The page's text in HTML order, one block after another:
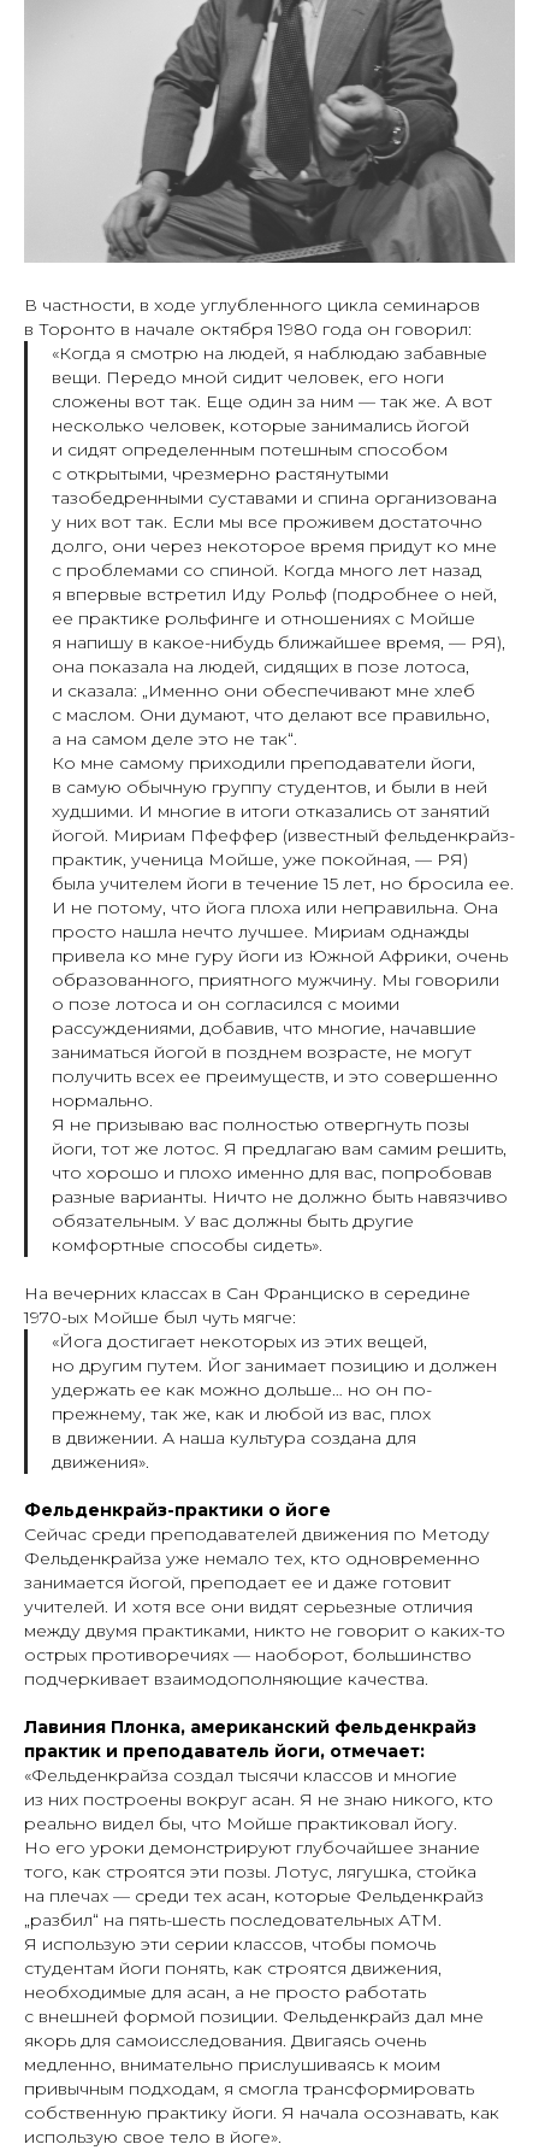
В частности, в ходе углубленного цикла семинаров
в Торонто в начале октября 1980 года он говорил:
«Когда я смотрю на людей, я наблюдаю забавные
вещи. Передо мной сидит человек, его ноги
сложены вот так. Еще один за ним — так же. А вот
несколько человек, которые занимались йогой
и сидят определенным потешным способом
с открытыми, чрезмерно растянутыми
тазобедренными суставами и спина организована
у них вот так. Если мы все проживем достаточно
долго, они через некоторое время придут ко мне
с проблемами со спиной. Когда много лет назад
я впервые встретил Иду Рольф (подробнее о ней,
ее практике рольфинге и отношениях с Мойше
я напишу в какое-нибудь ближайшее время, — РЯ),
она показала на людей, сидящих в позе лотоса,
и сказала: „Именно они обеспечивают мне хлеб
с маслом. Они думают, что делают все правильно,
а на самом деле это не так“.
Ко мне самому приходили преподаватели йоги,
в самую обычную группу студентов, и были в ней
худшими. И многие в итоги отказались от занятий
йогой. Мириам Пфеффер (известный фельденкрайз-
практик, ученица Мойше, уже покойная, — РЯ)
была учителем йоги в течение 15 лет, но бросила ее.
И не потому, что йога плоха или неправильна. Она
просто нашла нечто лучшее. Мириам однажды
привела ко мне гуру йоги из Южной Африки, очень
образованного, приятного мужчину. Мы говорили
о позе лотоса и он согласился с моими
рассуждениями, добавив, что многие, начавшие
заниматься йогой в позднем возрасте, не могут
получить всех ее преимуществ, и это совершенно
нормально.
Я не призываю вас полностью отвергнуть позы
йоги, тот же лотос. Я предлагаю вам самим решить,
что хорошо и плохо именно для вас, попробовав
разные варианты. Ничто не должно быть навязчиво
обязательным. У вас должны быть другие
комфортные способы сидеть».
На вечерних классах в Сан Франциско в середине
1970-ых Мойше был чуть мягче:
«Йога достигает некоторых из этих вещей,
но другим путем. Йог занимает позицию и должен
удержать ее как можно дольше… но он по-
прежнему, так же, как и любой из вас, плох
в движении. А наша культура создана для
движения».
Фельденкрайз-практики о йоге
Сейчас среди преподавателей движения по Методу
Фельденкрайза уже немало тех, кто одновременно
занимается йогой, преподает ее и даже готовит
учителей. И хотя все они видят серьезные отличия
между двумя практиками, никто не говорит о каких-то
острых противоречиях — наоборот, большинство
подчеркивает взаимодополняющие качества.
Лавиния Плонка, американский фельденкрайз
практик и преподаватель йоги, отмечает:
«Фельденкрайза создал тысячи классов и многие
из них построены вокруг асан. Я не знаю никого, кто
реально видел бы, что Мойше практиковал йогу.
Но его уроки демонстрируют глубочайшее знание
того, как строятся эти позы. Лотус, лягушка, стойка
на плечах — среди тех асан, которые Фельденкрайз
„разбил“ на пять-шесть последовательных АТМ.
Я использую эти серии классов, чтобы помочь
студентам йоги понять, как строятся движения,
необходимые для асан, а не просто работать
с внешней формой позиции. Фельденкрайз дал мне
якорь для самоисследования. Двигаясь очень
медленно, внимательно прислушиваясь к моим
привычным подходам, я смогла трансформировать
собственную практику йоги. Я начала осознавать, как
использую свое тело в йоге».